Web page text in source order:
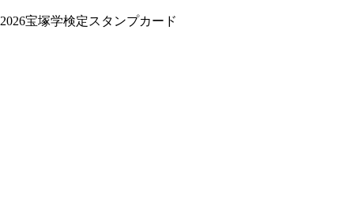
2026宝塚学検定スタンプカード